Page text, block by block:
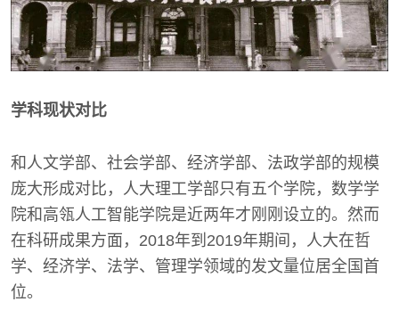
学科现状对比
和人文学部、社会学部、经济学部、法政学部的规模
庞大形成对比，人大理工学部只有五个学院，数学学
院和高瓴人工智能学院是近两年才刚刚设立的。然而
在科研成果方面，2018年到2019年期间，人大在哲
学、经济学、法学、管理学领域的发文量位居全国首
位。